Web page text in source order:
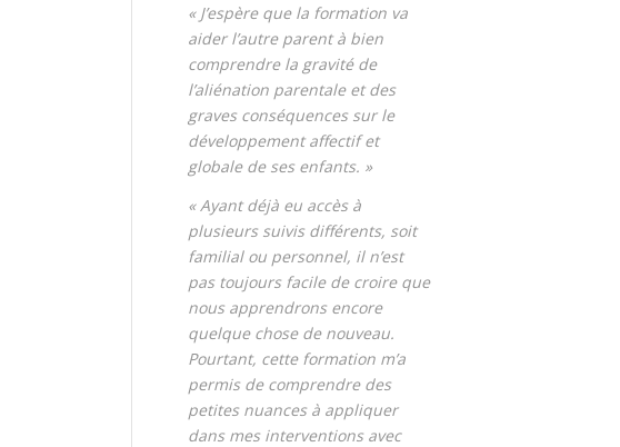
« J’espère que la formation va
aider l’autre parent à bien
comprendre la gravité de
l’aliénation parentale et des
graves conséquences sur le
développement affectif et
globale de ses enfants. »
« Ayant déjà eu accès à
plusieurs suivis différents, soit
familial ou personnel, il n’est
pas toujours facile de croire que
nous apprendrons encore
quelque chose de nouveau.
Pourtant, cette formation m’a
permis de comprendre des
petites nuances à appliquer
dans mes interventions avec